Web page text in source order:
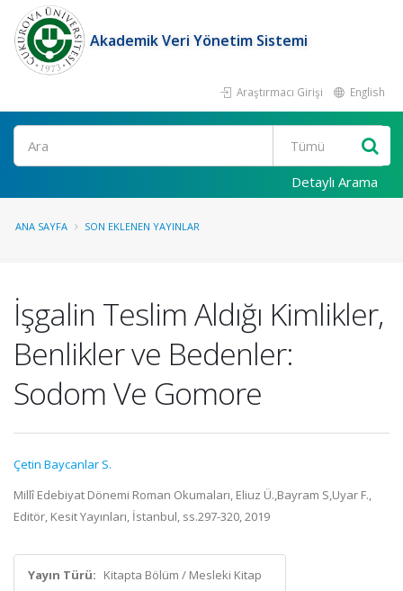
Akademik Veri Yönetim Sistemi
Araştırmacı Girişi English
Ara
Detaylı Arama
ANA SAYFA SON EKLENEN YAYINLAR
İşgalin Teslim Aldığı Kimlikler,
Benlikler ve Bedenler:
Sodom Ve Gomore
Çetin Baycanlar S.
Millî Edebiyat Dönemi Roman Okumaları, Eliuz Ü.,Bayram S,Uyar F.,
Editör, Kesit Yayınları, İstanbul, ss.297-320, 2019
Yayın Türü: Kitapta Bölüm / Mesleki Kitap